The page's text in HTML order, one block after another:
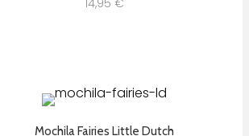
14,95 €
Mochila Fairies Little Dutch